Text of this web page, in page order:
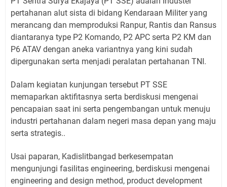
pertahanan alut sista di bidang Kendaraan Militer yang
merancang dan memproduksi Ranpur, Rantis dan Ransus
diantaranya type P2 Komando, P2 APC serta P2 KM dan
P6 ATAV dengan aneka variantnya yang kini sudah
dipergunakan serta menjadi peralatan pertahanan TNI.
Dalam kegiatan kunjungan tersebut PT SSE
memaparkan aktifitasnya serta berdiskusi mengenai
pencapaian saat ini serta pengembangan untuk menuju
industri pertahanan dalam negeri masa depan yang maju
serta strategis..
Usai paparan, Kadislitbangad berkesempatan
mengunjungi fasilitas engineering, berdiskusi mengenai
engineering and design method, product development